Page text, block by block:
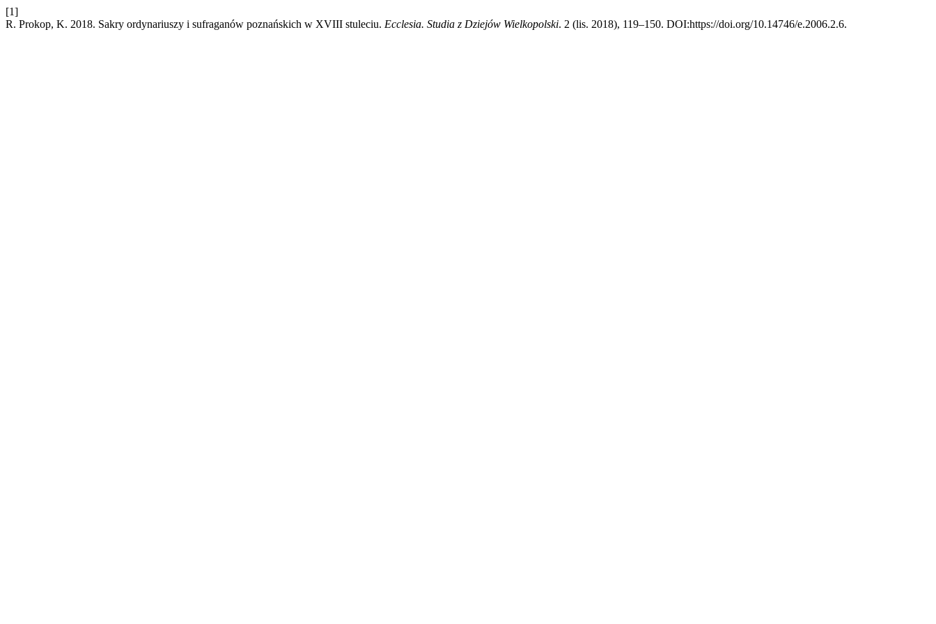
[1]
R. Prokop, K. 2018. Sakry ordynariuszy i sufraganów poznańskich w XVIII stuleciu. Ecclesia. Studia z Dziejów Wielkopolski. 2 (lis. 2018), 119–150. DOI:https://doi.org/10.14746/e.2006.2.6.